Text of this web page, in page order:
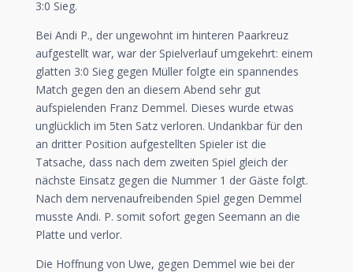
3:0 Sieg.
Bei Andi P., der ungewohnt im hinteren Paarkreuz
aufgestellt war, war der Spielverlauf umgekehrt: einem
glatten 3:0 Sieg gegen Müller folgte ein spannendes
Match gegen den an diesem Abend sehr gut
aufspielenden Franz Demmel. Dieses wurde etwas
unglücklich im 5ten Satz verloren. Undankbar für den
an dritter Position aufgestellten Spieler ist die
Tatsache, dass nach dem zweiten Spiel gleich der
nächste Einsatz gegen die Nummer 1 der Gäste folgt.
Nach dem nervenaufreibenden Spiel gegen Demmel
musste Andi. P. somit sofort gegen Seemann an die
Platte und verlor.
Die Hoffnung von Uwe, gegen Demmel wie bei der